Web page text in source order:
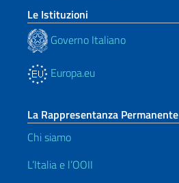
Le Istituzioni
Governo Italiano
Europa.eu
La Rappresentanza Permanente
Chi siamo
L’Italia e l’OOII